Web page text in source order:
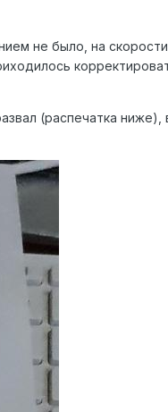
не было, на
(распечатка